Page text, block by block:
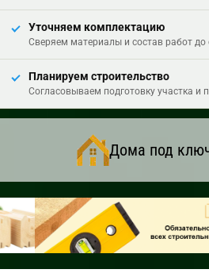
Уточняем комплектацию
Сверяем материалы и состав работ до
Планируем строительство
Согласовываем подготовку участка и
Дома под